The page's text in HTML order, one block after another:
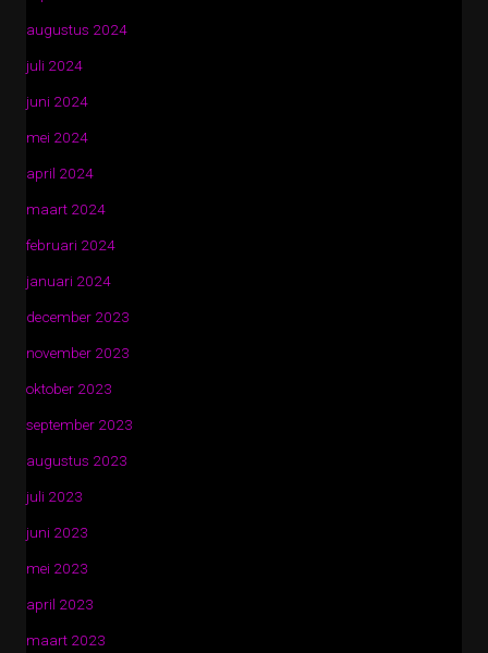
augustus 2024
juli 2024
juni 2024
mei 2024
april 2024
maart 2024
februari 2024
januari 2024
december 2023
november 2023
oktober 2023
september 2023
augustus 2023
juli 2023
juni 2023
mei 2023
april 2023
maart 2023